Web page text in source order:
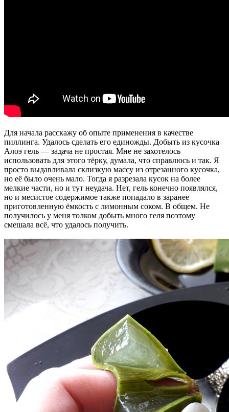
Для начала расскажу об опыте применения в качестве
пиллинга. Удалось сделать его единожды. Добыть из кусочка
Алоэ гель — задача не простая. Мне не захотелось
использовать для этого тёрку, думала, что справлюсь и так. Я
просто выдавливала склизкую массу из отрезанного кусочка,
но её было очень мало. Тогда я разрезала кусок на более
мелкие части, но и тут неудача. Нет, гель конечно появлялся,
но и месистое содержимое также попадало в заранее
приготовленную ёмкость с лимонным соком. В общем. Не
получилось у меня толком добыть много геля поэтому
смешала всё, что удалось получить.